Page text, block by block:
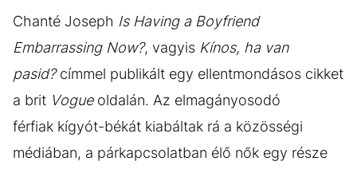
Chanté Joseph Is Having a Boyfriend
Embarrassing Now?, vagyis Kínos, ha van
pasid?címmel publikált egy ellentmondásos cikket
a brit Vogue oldalán. Az elmagányosodó
férfiak kígyót-békát kiabáltak rá a közösségi
médiában, a párkapcsolatban élő nők egy része